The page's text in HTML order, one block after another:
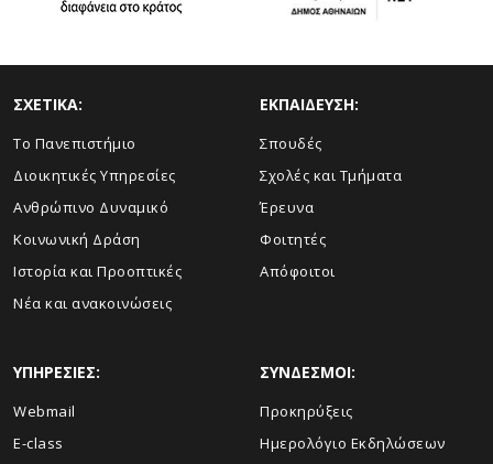
ΣΧΕΤΙΚΑ:
Το Πανεπιστήμιο
Διοικητικές Υπηρεσίες
Ανθρώπινο Δυναμικό
Κοινωνική Δράση
Ιστορία και Προοπτικές
Νέα και ανακοινώσεις
ΕΚΠΑΙΔΕΥΣΗ:
Σπουδές
Σχολές και Τμήματα
Έρευνα
Φοιτητές
Απόφοιτοι
ΥΠΗΡΕΣΙΕΣ:
Webmail
E-class
ΣΥΝΔΕΣΜΟΙ:
Προκηρύξεις
Ημερολόγιο Εκδηλώσεων